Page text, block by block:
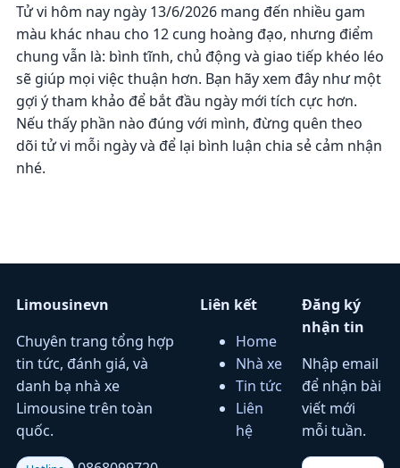
Tử vi hôm nay ngày 13/6/2026 mang đến nhiều gam
màu khác nhau cho 12 cung hoàng đạo, nhưng điểm
chung vẫn là: bình tĩnh, chủ động và giao tiếp khéo léo
sẽ giúp mọi việc thuận hơn. Bạn hãy xem đây như một
gợi ý tham khảo để bắt đầu ngày mới tích cực hơn.
Nếu thấy phần nào đúng với mình, đừng quên theo
dõi tử vi mỗi ngày và để lại bình luận chia sẻ cảm nhận
nhé.
Limousinevn
Chuyên trang tổng hợp
tin tức, đánh giá, và
danh bạ nhà xe
Limousine trên toàn
quốc.
Liên kết
Home
Nhà xe
Tin tức
Liên
hệ
Đăng ký
nhận tin
Nhập email
để nhận bài
viết mới
mỗi tuần.